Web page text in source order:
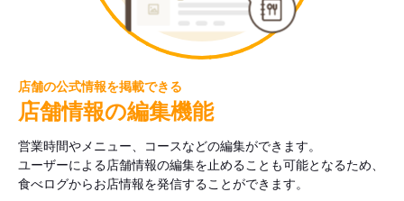
店舗の公式情報を掲載できる
店舗情報の編集機能
営業時間やメニュー、コースなどの編集ができます。
ユーザーによる店舗情報の編集を止めることも可能となるため、
食べログからお店情報を発信することができます。